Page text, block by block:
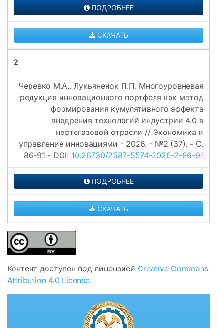
ПОДРОБНЕЕ
СКАЧАТЬ
2
Черевко М.А., Лукьяненок П.П. Многоуровневая
редукция инновационного портфеля как метод
формирования кумулятивного эффекта
внедрения технологий индустрии 4.0 в
нефтегазовой отрасли // Экономика и
управление инновациями - 2026. - №2 (37). - C.
86-91 - DOI: 10.26730/2587-5574-2026-2-86-91
ПОДРОБНЕЕ
СКАЧАТЬ
Контент доступен под лицензией Creative Commons
Attribution 4.0 License.